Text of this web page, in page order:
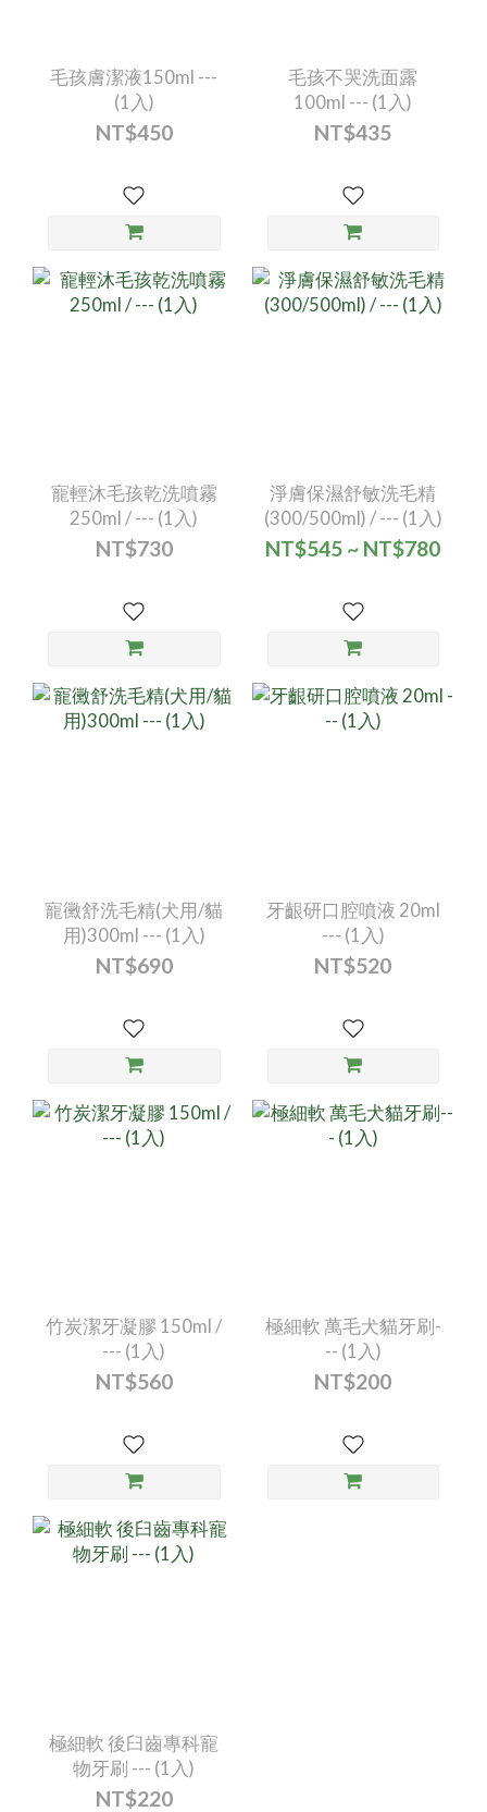
毛孩膚潔液150ml ---
(1入)
NT$450
毛孩不哭洗面露
100ml --- (1入)
NT$435
寵輕沐毛孩乾洗噴霧
250ml / --- (1入)
NT$730
淨膚保濕舒敏洗毛精
(300/500ml) / --- (1入)
NT$545 ~ NT$780
寵黴舒洗毛精(犬用/貓
用)300ml --- (1入)
NT$690
牙齦研口腔噴液 20ml
--- (1入)
NT$520
竹炭潔牙凝膠 150ml /
--- (1入)
NT$560
極細軟 萬毛犬貓牙刷-
-- (1入)
NT$200
極細軟 後臼齒專科寵
物牙刷 --- (1入)
NT$220